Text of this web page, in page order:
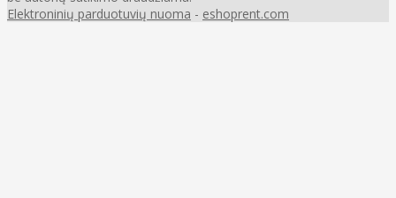
Elektroninių parduotuvių nuoma - eshoprent.com